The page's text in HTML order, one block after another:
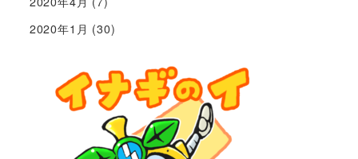
2020年1月 (30)